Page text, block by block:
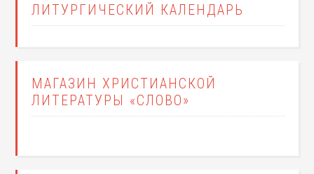
ЛИТУРГИЧЕСКИЙ КАЛЕНДАРЬ
МАГАЗИН ХРИСТИАНСКОЙ
ЛИТЕРАТУРЫ «СЛОВО»